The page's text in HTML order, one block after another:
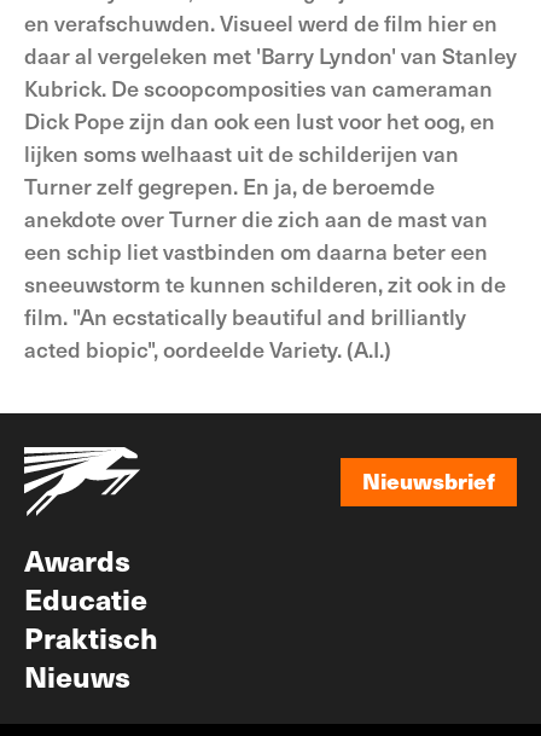
en verafschuwden. Visueel werd de film hier en
daar al vergeleken met 'Barry Lyndon' van Stanley
Kubrick. De scoopcomposities van cameraman
Dick Pope zijn dan ook een lust voor het oog, en
lijken soms welhaast uit de schilderijen van
Turner zelf gegrepen. En ja, de beroemde
anekdote over Turner die zich aan de mast van
een schip liet vastbinden om daarna beter een
sneeuwstorm te kunnen schilderen, zit ook in de
film. "An ecstatically beautiful and brilliantly
acted biopic", oordeelde Variety. (A.I.)
Nieuwsbrief
Awards
Educatie
Praktisch
Nieuws